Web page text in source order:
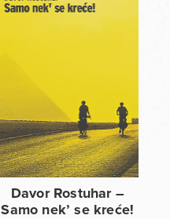
Davor Rostuhar –
Samo nek’ se kreće!